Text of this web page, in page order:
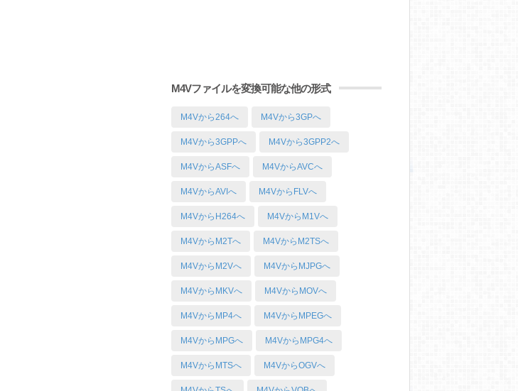
M4Vファイルを変換可能な他の形式
M4Vから264へ M4Vから3GPへ
M4Vから3GPPへ M4Vから3GPP2へ
M4VからASFへ M4VからAVCへ
M4VからAVIへ M4VからFLVへ
M4VからH264へ M4VからM1Vへ
M4VからM2Tへ M4VからM2TSへ
M4VからM2Vへ M4VからMJPGへ
M4VからMKVへ M4VからMOVへ
M4VからMP4へ M4VからMPEGへ
M4VからMPGへ M4VからMPG4へ
M4VからMTSへ M4VからOGVへ